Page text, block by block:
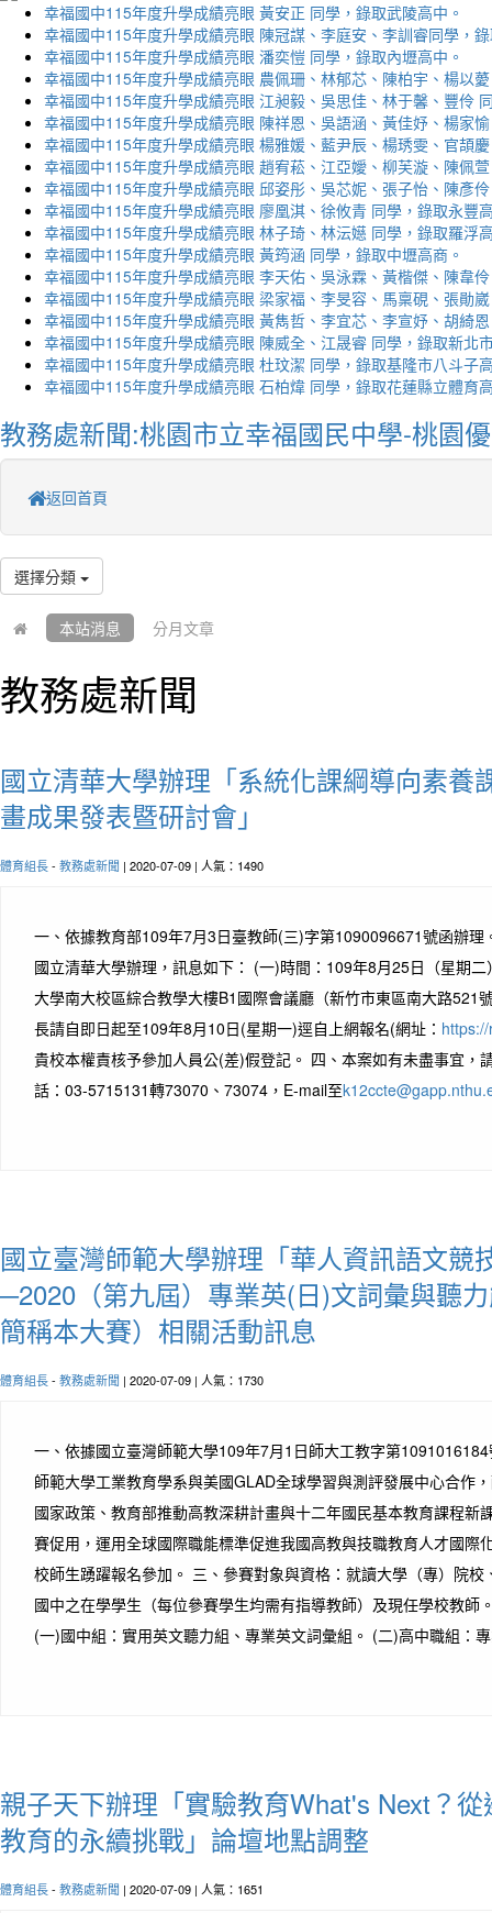
幸福國中115年度升學成績亮眼 黃安正 同學，錄取武陵高中。
幸福國中115年度升學成績亮眼 陳冠謀、李庭安、李訓睿同學，
幸福國中115年度升學成績亮眼 潘奕愷 同學，錄取內壢高中。
幸福國中115年度升學成績亮眼 農佩珊、林郁芯、陳柏宇、楊以
幸福國中115年度升學成績亮眼 江昶毅、吳思佳、林于馨、豐伶
幸福國中115年度升學成績亮眼 陳祥恩、吳語涵、黃佳妤、楊家
幸福國中115年度升學成績亮眼 楊雅媛、藍尹辰、楊琇雯、官頡
幸福國中115年度升學成績亮眼 趙宥菘、江亞嬡、柳芙漩、陳佩
幸福國中115年度升學成績亮眼 邱姿彤、吳芯妮、張子怡、陳彥
幸福國中115年度升學成績亮眼 廖凰淇、徐攸青 同學，錄取永豐
幸福國中115年度升學成績亮眼 林子琦、林沄嬨 同學，錄取羅浮
幸福國中115年度升學成績亮眼 黃筠涵 同學，錄取中壢高商。
幸福國中115年度升學成績亮眼 李天佑、吳泳霖、黃楷傑、陳韋
幸福國中115年度升學成績亮眼 梁家福、李旻容、馬稟硯、張勛
幸福國中115年度升學成績亮眼 黃雋哲、李宜芯、李宣妤、胡綺
幸福國中115年度升學成績亮眼 陳威全、江晟睿 同學，錄取新北
幸福國中115年度升學成績亮眼 杜玟潔 同學，錄取基隆市八斗子
幸福國中115年度升學成績亮眼 石柏煒 同學，錄取花蓮縣立體育
教務處新聞:桃園市立幸福國民中學-桃園
返回首頁
選擇分類
本站消息 分月文章
教務處新聞
國立清華大學辦理「系統化課綱導向素養
畫成果發表暨研討會」
體育組長- 教務處新聞 | 2020-07-09 | 人氣：1490
一、依據教育部109年7月3日臺教師(三)字第1090096671號函辦理
國立清華大學辦理，訊息如下： (一)時間：109年8月25日（星期
大學南大校區綜合教學大樓B1國際會議廳（新竹市東區南大路521
長請自即日起至109年8月10日(星期一)逕自上網報名(網址：
貴校本權責核予參加人員公(差)假登記。 四、本案如有未盡事宜，
話：03-5715131轉73070、73074，E-mail至
國立臺灣師範大學辦理「華人資訊語文競
─2020（第九屆）專業英(日)文詞彙與聽
簡稱本大賽）相關活動訊息
體育組長- 教務處新聞 | 2020-07-09 | 人氣：1730
一、依據國立臺灣師範大學109年7月1日師大工教字第
師範大學工業教育學系與美國GLAD全球學習與測評發展中心合作
國家政策、教育部推動高教深耕計畫與十二年國民基本教育課程新
賽促用，運用全球國際職能標準促進我國高教與技職教育人才國際
校師生踴躍報名參加。 三、參賽對象與資格：就讀大學（專）院
國中之在學學生（每位參賽學生均需有指導教師）及現任學校教師
(一)國中組：實用英文聽力組、專業英文詞彙組。 (二)高中職組：
親子天下辦理「實驗教育What's Next？
教育的永續挑戰」論壇地點調整
體育組長- 教務處新聞 | 2020-07-09 | 人氣：1651